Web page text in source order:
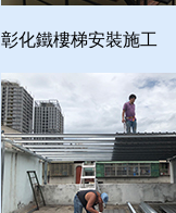
彰化鐵樓梯安裝施工